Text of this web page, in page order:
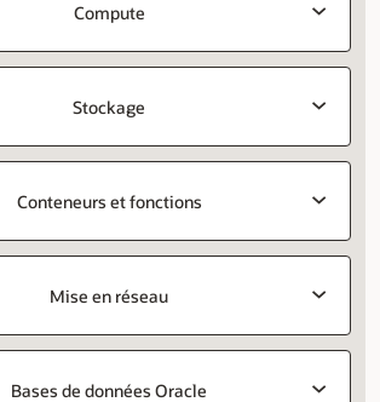
Compute
Stockage
Conteneurs et fonctions
Mise en réseau
Bases de données Oracle